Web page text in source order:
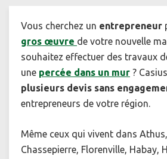
Vous cherchez un entrepreneur
gros œuvre de votre nouvelle
souhaitez effectuer des travaux
une percée dans un mur ?
plusieurs devis sans
entrepreneurs de votre région.
Même ceux qui vivent dans
Chassepierre, Florenville, Habay,